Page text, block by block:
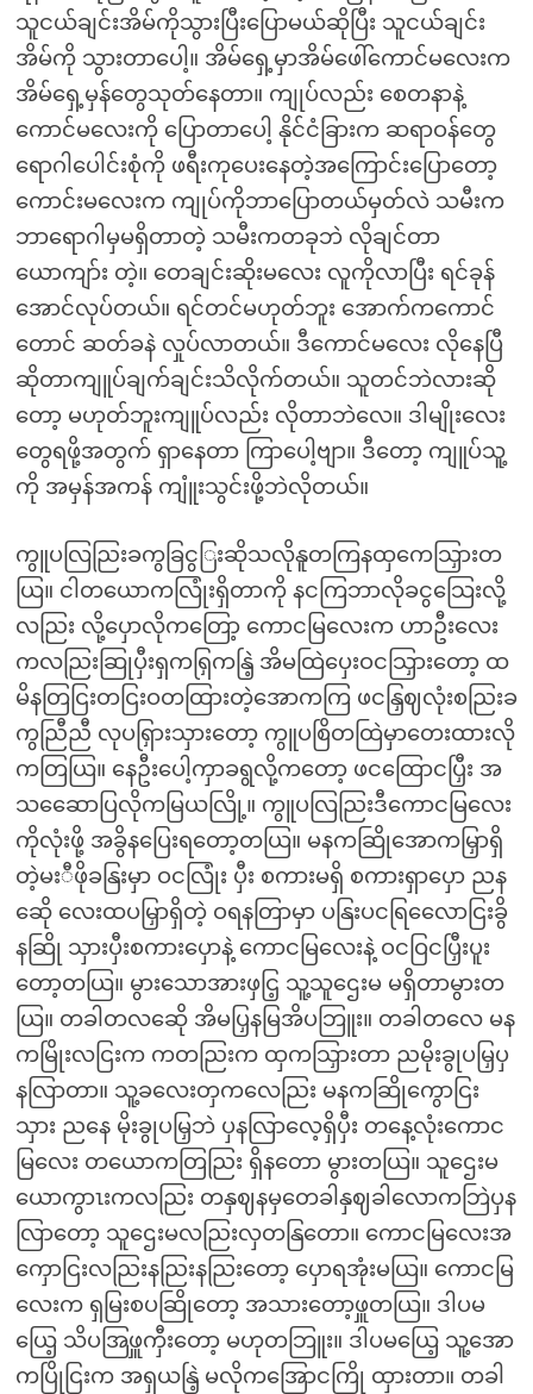
သူငယ်ချင်းအိမ်ကိုသွားပြီးပြောမယ်ဆိုပြီး သူငယ်ချင်း
အိမ်ကို သွားတာပေါ့။ အိမ်ရှေ့မှာအိမ်ဖေါ်ကောင်မလေးက
အိမ်ရှေ့မှန်တွေသုတ်နေတာ။ ကျုပ်လည်း စေတနာနဲ့
ကောင်မလေးကို ပြောတာပေါ့ နိုင်ငံခြားက ဆရာဝန်တွေ
ရောဂါပေါင်းစုံကို ဖရီးကုပေးနေတဲ့အကြောင်းပြောတော့
ကောင်းမလေးက ကျုပ်ကိုဘာပြောတယ်မှတ်လဲ သမီးက
ဘာရောဂါမှမရှိတာတဲ့ သမီးကတခုဘဲ လိုချင်တာ
ယောကျာ်း တဲ့။ တေချင်းဆိုးမလေး လူကိုလာပြီး ရင်ခုန်
အောင်လုပ်တယ်။ ရင်တင်မဟုတ်ဘူး အောက်ကကောင်
တောင် ဆတ်ခနဲ လှုပ်လာတယ်။ ဒီကောင်မလေး လိုနေပြီ
ဆိုတာကျူပ်ချက်ချင်းသိလိုက်တယ်။ သူတင်ဘဲလားဆို
တော့ မဟုတ်ဘူးကျူပ်လည်း လိုတာဘဲလေ။ ဒါမျိုးလေး
တွေရဖို့အတွက် ရှာနေတာ ကြာပေါ့ဗျာ။ ဒီတော့ ကျူပ်သူ့
ကို အမှန်အကန် ကျူံးသွင်းဖို့ဘဲလိုတယ်။
ကွူပလြညြးခကွခြငွြးဆိုသလိုနူတကြနထှကေသြှားတ
ယြ။ ငါတယောကလြုံးရှိတာကို နငကြဘာလိုခငွသြေးလို့
လညြး လို့ပှောလိုကတြော့ ကောငမြလေးက ဟာဦးလေး
ကလညြးဆြုပှီးရှကရြှကနြဲ့ အိမထြဲပှေးဝငသြှားတော့ ထ
မိနတြငြးတငြးဝတထြားတဲ့အောကကြ ဖငနြှဈလုံးစညြးခ
ကွညြီညီ လုပရြှားသှားတော့ ကွူပစြိတထြဲမှာတေးထားလို
ကတြယြ။ နေဦးပေါ့ကှာခရွလို့ကတော့ ဖငထြောငပြှီး အ
သဆေောပြလိုကမြယလြို့။ ကွူပလြညြးဒီကောငမြလေး
ကိုလုံးဖို့ အခွိနပြေးရတော့တယြ။ မနကဆြိုအောကမြှာရှိ
တဲ့မးီဖိုခနြးမှာ ဝငလြုံး ပှီး စကားမရှိ စကားရှာပှော ညန
ဆေို လေးထပမြှာရှိတဲ့ ဝရနတြာမှာ ပနြးပငရြလေောငြးခွိ
နဆြို သှားပှီးစကားပှောနဲ့ ကောငမြလေးနဲ့ ဝငဝြငပြှီးပူး
တော့တယြ။ မွားသောအားဖှငြ့ သူ့သူဌေးမ မရှိတာမွားတ
ယြ။ တခါတလဆေို အိမပြှနမြအိပဘြူး။ တခါတလေ မန
ကမြိုးလငြးက ကတညြးက ထှကသြှားတာ ညမိုးခွုပမြှပှ
နလြာတာ။ သူ့ခလေးတှကလေညြး မနကဆြိုကွောငြး
သှား ညနေ မိုးခွုပမြှဘဲ ပှနလြာလေ့ရှိပှီး တနေ့လုံးကောင
မြလေး တယောကတြညြး ရှိနတော မွားတယြ။ သူဌေးမ
ယောကွာၤးကလညြး တနှဈနမှတေခါနှဈခါလောကဘြဲပှန
လြာတော့ သူဌေးမလညြးလှတနြတော။ ကောငမြလေးအ
ကှောငြးလညြးနညြးနညြးတော့ ပှောရအုံးမယြ။ ကောငမြ
လေးက ရှမြးစပဆြိုတော့ အသားတော့ဖှူတယြ။ ဒါပမ
ယြေ့ သိပအြဖှူကှီးတော့ မဟုတဘြူး။ ဒါပမယြေ့ သူ့အော
ကပြိုငြးက အရှယနြဲ့ မလိုကအြောငကြို ထှားတာ။ တခါ